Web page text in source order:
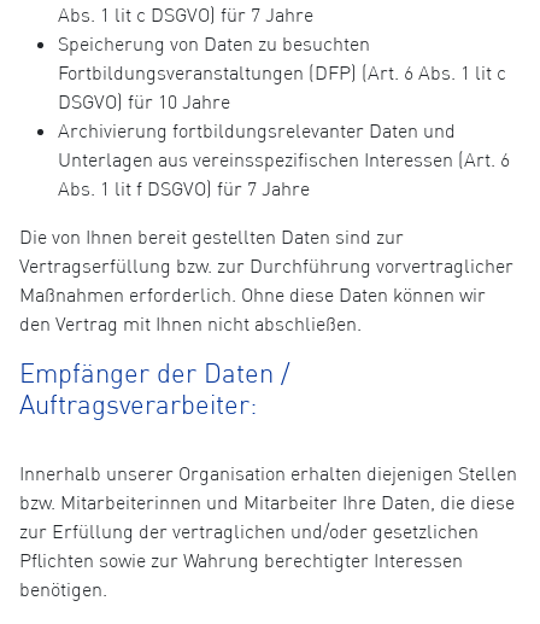
Abs. 1 lit c DSGVO) für 7 Jahre
Speicherung von Daten zu besuchten
Fortbildungsveranstaltungen (DFP) (Art. 6 Abs. 1 lit c
DSGVO) für 10 Jahre
Archivierung fortbildungsrelevanter Daten und
Unterlagen aus vereinsspezifischen Interessen (Art. 6
Abs. 1 lit f DSGVO) für 7 Jahre
Die von Ihnen bereit gestellten Daten sind zur
Vertragserfüllung bzw. zur Durchführung vorvertraglicher
Maßnahmen erforderlich. Ohne diese Daten können wir
den Vertrag mit Ihnen nicht abschließen.
Empfänger der Daten /
Auftragsverarbeiter:
Innerhalb unserer Organisation erhalten diejenigen Stellen
bzw. Mitarbeiterinnen und Mitarbeiter Ihre Daten, die diese
zur Erfüllung der vertraglichen und/oder gesetzlichen
Pflichten sowie zur Wahrung berechtigter Interessen
benötigen.